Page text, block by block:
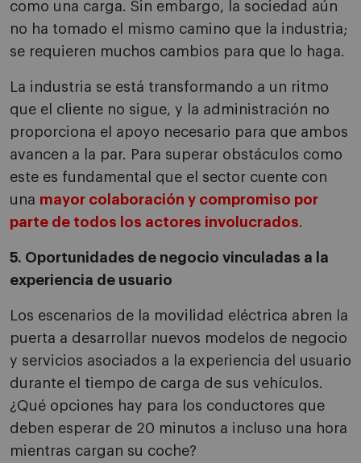
como una carga. Sin embargo, la sociedad aún
no ha tomado el mismo camino que la industria;
se requieren muchos cambios para que lo haga.
La industria se está transformando a un ritmo
que el cliente no sigue, y la administración no
proporciona el apoyo necesario para que ambos
avancen a la par. Para superar obstáculos como
este es fundamental que el sector cuente con
una mayor colaboración y compromiso por
parte de todos los actores involucrados.
5. Oportunidades de negocio vinculadas a la
experiencia de usuario
Los escenarios de la movilidad eléctrica abren la
puerta a desarrollar nuevos modelos de negocio
y servicios asociados a la experiencia del usuario
durante el tiempo de carga de sus vehículos.
¿Qué opciones hay para los conductores que
deben esperar de 20 minutos a incluso una hora
mientras cargan su coche?